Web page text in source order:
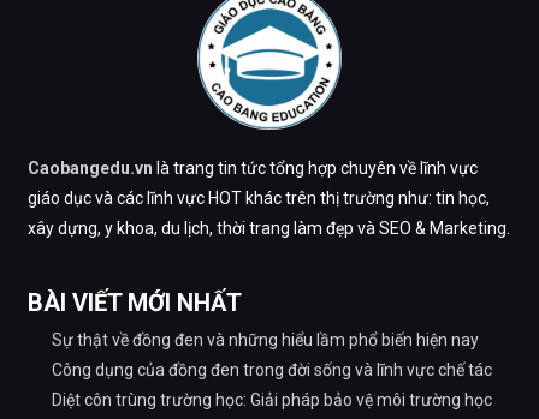
Caobangedu.vn là trang tin tức tổng hợp chuyên về lĩnh vực
giáo dục và các lĩnh vực HOT khác trên thị trường như: tin học,
xây dựng, y khoa, du lịch, thời trang làm đẹp và SEO & Marketing.
BÀI VIẾT MỚI NHẤT
Sự thật về đồng đen và những hiểu lầm phổ biến hiện nay
Công dụng của đồng đen trong đời sống và lĩnh vực chế tác
Diệt côn trùng trường học: Giải pháp bảo vệ môi trường học